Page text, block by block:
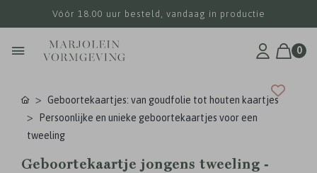
Vóór 18.00 uur besteld, vandaag in productie
0
Geboortekaartjes: van goudfolie tot houten kaartjes
Persoonlijke en unieke geboortekaartjes voor een
tweeling
Geboortekaartje jongens tweeling -